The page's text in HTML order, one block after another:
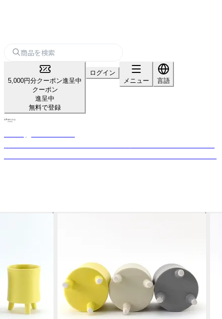
5,000円分クーポン進呈中
クーポン
進呈中
無料で登録
ログイン
メニュー
言語